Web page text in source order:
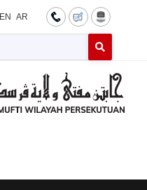
EN AR
Cari